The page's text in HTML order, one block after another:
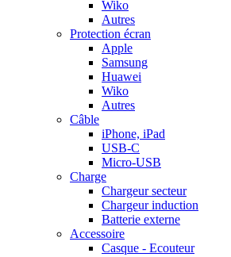
Wiko
Autres
Protection écran
Apple
Samsung
Huawei
Wiko
Autres
Câble
iPhone, iPad
USB-C
Micro-USB
Charge
Chargeur secteur
Chargeur induction
Batterie externe
Accessoire
Casque - Ecouteur